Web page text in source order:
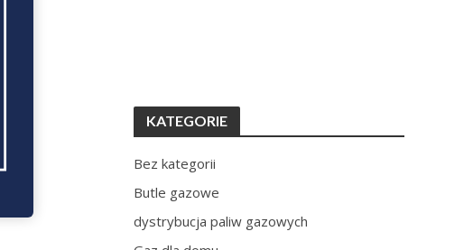
KATEGORIE
Bez kategorii
Butle gazowe
dystrybucja paliw gazowych